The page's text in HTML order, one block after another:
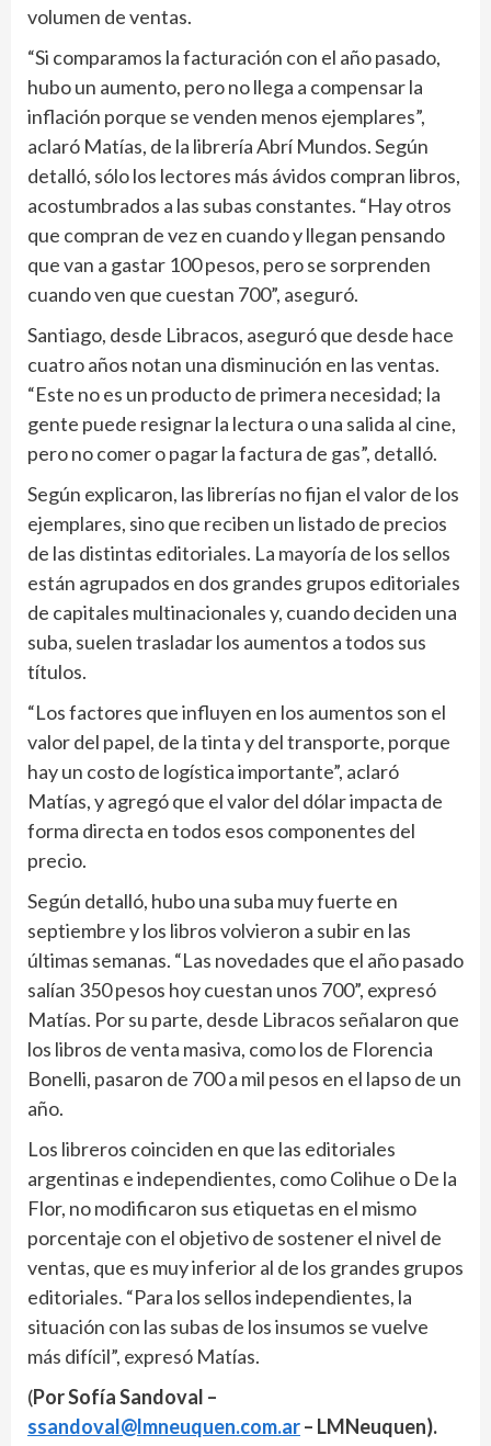
volumen de ventas.
“Si comparamos la facturación con el año pasado,
hubo un aumento, pero no llega a compensar la
inflación porque se venden menos ejemplares”,
aclaró Matías, de la librería Abrí Mundos. Según
detalló, sólo los lectores más ávidos compran libros,
acostumbrados a las subas constantes. “Hay otros
que compran de vez en cuando y llegan pensando
que van a gastar 100 pesos, pero se sorprenden
cuando ven que cuestan 700”, aseguró.
Santiago, desde Libracos, aseguró que desde hace
cuatro años notan una disminución en las ventas.
“Este no es un producto de primera necesidad; la
gente puede resignar la lectura o una salida al cine,
pero no comer o pagar la factura de gas”, detalló.
Según explicaron, las librerías no fijan el valor de los
ejemplares, sino que reciben un listado de precios
de las distintas editoriales. La mayoría de los sellos
están agrupados en dos grandes grupos editoriales
de capitales multinacionales y, cuando deciden una
suba, suelen trasladar los aumentos a todos sus
títulos.
“Los factores que influyen en los aumentos son el
valor del papel, de la tinta y del transporte, porque
hay un costo de logística importante”, aclaró
Matías, y agregó que el valor del dólar impacta de
forma directa en todos esos componentes del
precio.
Según detalló, hubo una suba muy fuerte en
septiembre y los libros volvieron a subir en las
últimas semanas. “Las novedades que el año pasado
salían 350 pesos hoy cuestan unos 700”, expresó
Matías. Por su parte, desde Libracos señalaron que
los libros de venta masiva, como los de Florencia
Bonelli, pasaron de 700 a mil pesos en el lapso de un
año.
Los libreros coinciden en que las editoriales
argentinas e independientes, como Colihue o De la
Flor, no modificaron sus etiquetas en el mismo
porcentaje con el objetivo de sostener el nivel de
ventas, que es muy inferior al de los grandes grupos
editoriales. “Para los sellos independientes, la
situación con las subas de los insumos se vuelve
más difícil”, expresó Matías.
(Por Sofía Sandoval –
ssandoval@lmneuquen.com.ar– LMNeuquen).